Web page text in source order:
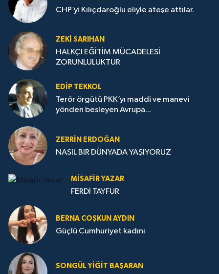
CHP’yi Kılıçdaroğlu eliyle ateşe attılar.
ZEKI SARIHAN
HALKÇI EĞİTİM MÜCADELESİ
ZORUNLULUKTUR
EDIP TEKKOL
Terör örgütü PKK’yı maddi ve manevi
yönden besleyen Avrupa...
ZERRIN ERDOĞAN
NASIL BİR DÜNYADA YAŞIYORUZ
MISAFIR YAZAR
FERDİ TAYFUR
BERNA COŞKUN AYDIN
Güçlü Cumhuriyet kadını
SONGÜL YIĞIT BAŞARAN